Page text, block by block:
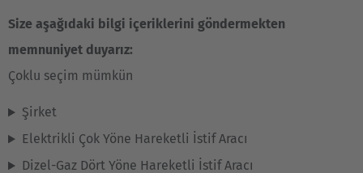
EUROPE
Belgium
Nederlands Français Deutsch
Size aşağıdaki bilgi içeriklerini göndermekten
memnuniyet duyarız:
Çoklu seçim mümkün
Şirket
Elektrikli Çok Yöne Hareketli İstif Aracı
Dizel-Gaz Dört Yöne Hareketli İstif Aracı